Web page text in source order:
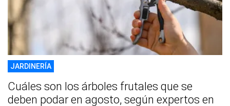
JARDINERÍA
Cuáles son los árboles frutales que se
deben podar en agosto, según expertos en